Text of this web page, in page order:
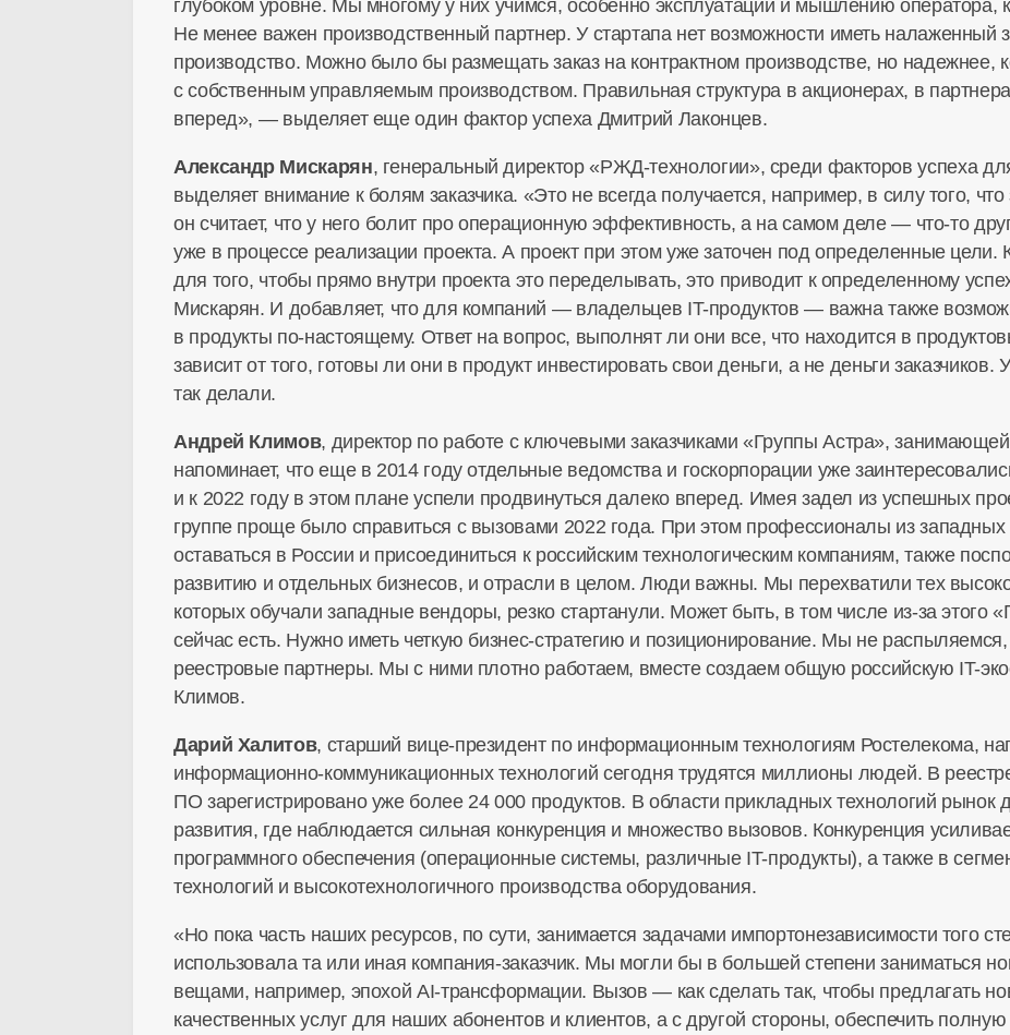
глубоком уровне. Мы многому у них учимся, особенно эксплуатации и мышлению оператора,
Не менее важен производственный партнер. У стартапа нет возможности иметь налаженный
производство. Можно было бы размещать заказ на контрактном производстве, но надежнее,
с собственным управляемым производством. Правильная структура в акционерах, в
вперед», — выделяет еще один фактор успеха Дмитрий Лаконцев.
Александр Мискарян, генеральный директор«РЖД-технологии», среди факторов успеха
выделяет внимание к болям заказчика. «Это не всегда получается, например, в силу того, что
он считает, что у него болит про операционную эффективность, а на самом деле — что-то
уже в процессе реализации проекта. А проект при этом уже заточен под определенные цели.
для того, чтобы прямо внутри проекта это переделывать, это приводит к определенному
Мискарян. И добавляет, что для компаний — владельцев IT-продуктов — важна также
в продукты по-настоящему. Ответ на вопрос, выполнят ли они все, что находится в
зависит от того, готовы ли они в продукт инвестировать свои деньги, а не деньги
так делали.
Андрей Климов, директор по работе с ключевыми заказчиками «Группы Астра»,
напоминает, что еще в 2014 году отдельные ведомства и госкорпорации уже
и к 2022 году в этом плане успели продвинуться далеко вперед. Имея задел из успешных
группе проще было справиться с вызовами 2022 года. При этом профессионалы из
оставаться в России и присоединиться к российским технологическим компаниям, также
развитию и отдельных бизнесов, и отрасли в целом. Люди важны. Мы перехватили тех
которых обучали западные вендоры, резко стартанули. Может быть, в том числе из-за этого
сейчас есть. Нужно иметь четкую бизнес-стратегию и позиционирование. Мы не
реестровые партнеры. Мы с ними плотно работаем, вместе создаем общую российскую IT-
Климов.
Дарий Халитов, старший вице-президентпо информационным технологиям Ростелекома,
информационно-коммуникационныхтехнологий сегодня трудятся миллионы людей. В
ПО зарегистрировано уже более 24 000 продуктов. В области прикладных технологий рынок
развития, где наблюдается сильная конкуренция и множество вызовов. Конкуренция
программного обеспечения (операционные системы, различные IT-продукты), а также в
технологий и высокотехнологичного производства оборудования.
«Но пока часть наших ресурсов, по сути, занимается задачами импортонезависимости того
использовала та или иная компания-заказчик. Мы могли бы в большей степени заниматься
вещами, например, эпохой AI-трансформации. Вызов — как сделать так, чтобы предлагать
качественных услуг для наших абонентов и клиентов, а с другой стороны, обеспечить